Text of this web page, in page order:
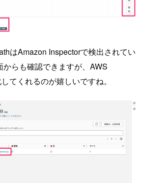
はAmazon Inspectorで検出されてい
からも確認できますが、AWS
てくれるのが嬉しいですね。